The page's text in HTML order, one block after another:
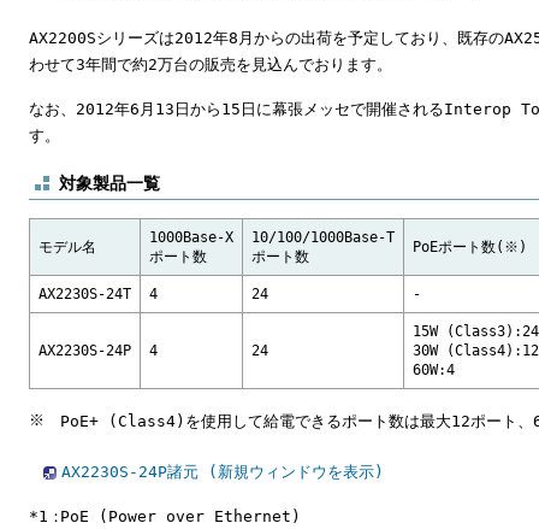
AX2200Sシリーズは2012年8月からの出荷を予定しており、既存の
わせて3年間で約2万台の販売を見込んでおります。
なお、2012年6月13日から15日に幕張メッセで開催されるInterop
す。
対象製品一覧
モデル名
1000Base-X
ポート数
10/100/1000Base-T
ポート数
PoEポート数(※)
AX2230S-24T 4 24 -
AX2230S-24P 4 24
15W (Class3):24
30W (Class4):12
60W:4
※ PoE+ (Class4)を使用して給電できるポート数は最大12ポート、
AX2230S-24P諸元 (新規ウィンドウを表示)
*1：PoE (Power over Ethernet)